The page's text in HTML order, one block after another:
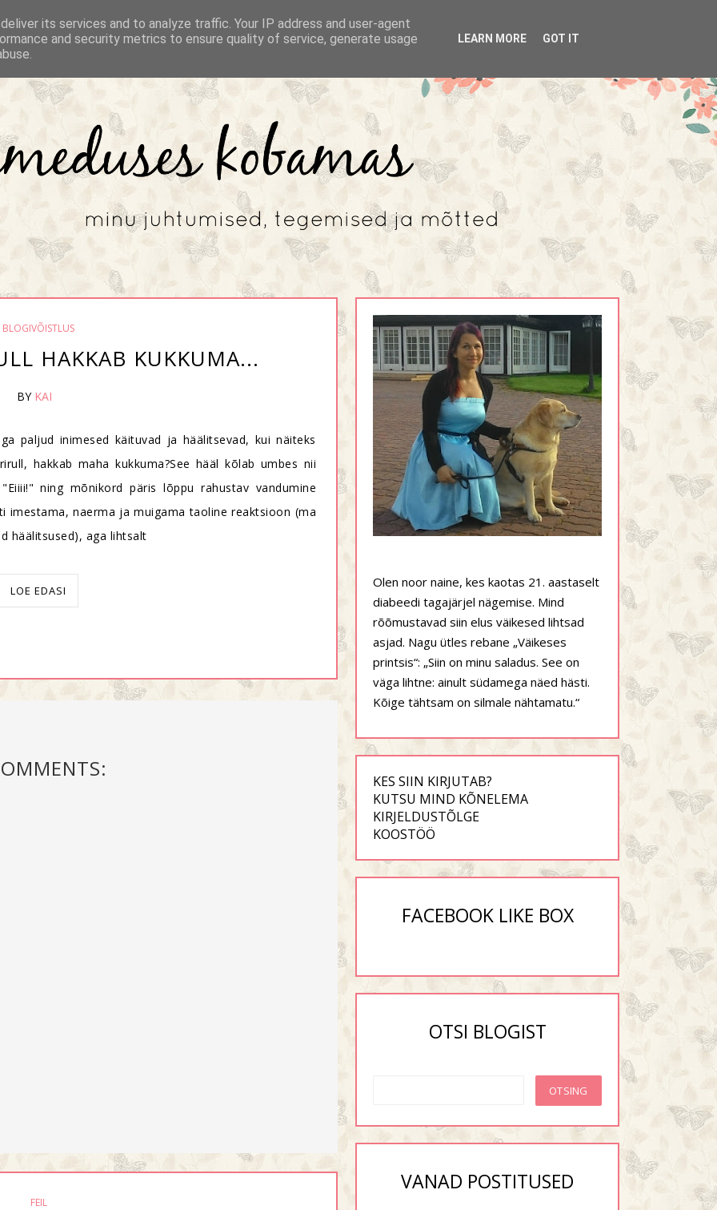
BLOGIVÕISTLUS
HAKKAB KUKKUMA...
BY KAI
paljud inimesed käituvad ja häälitsevad, kui näiteks
hakkab maha kukkuma?See hääl kõlab umbes nii
ning mõnikord päris lõppu rahustav vandumine
imestama, naerma ja muigama taoline reaktsioon (ma
häälitsused), aga lihtsalt
LOE EDASI
FEIL
Olen noor naine, kes kaotas 21. aastaselt
diabeedi tagajärjel nägemise. Mind
rõõmustavad siin elus väikesed lihtsad
asjad. Nagu ütles rebane „Väikeses
printsis“: „Siin on minu saladus. See on
väga lihtne: ainult südamega näed hästi.
Kõige tähtsam on silmale nähtamatu.“
KES SIIN KIRJUTAB?
KUTSU MIND KÕNELEMA
KIRJELDUSTÕLGE
KOOSTÖÖ
FACEBOOK LIKE BOX
OTSI BLOGIST
VANAD POSTITUSED
its services and to analyze traffic. Your IP address and user-agent
and security metrics to ensure quality of service, generate usage
LEARN MORE GOT IT